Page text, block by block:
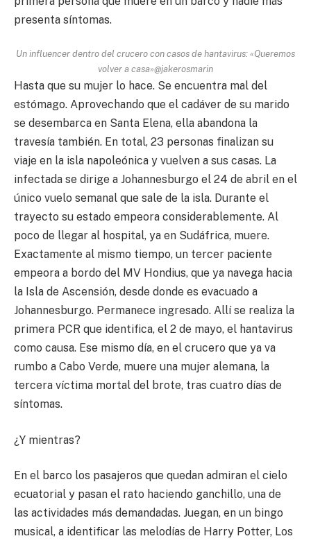
presenta síntomas.
Un influencer dentro del crucero con casos de hantavirus: «Queremos
volver a casa»@jakerosmarin
Hasta que su mujer lo hace. Se encuentra mal del
estómago. Aprovechando que el cadáver de su marido
se desembarca en Santa Elena, ella abandona la
travesía también. En total, 23 personas finalizan su
viaje en la isla napoleónica y vuelven a sus casas. La
infectada se dirige a Johannesburgo el 24 de abril en el
único vuelo semanal que sale de la isla. Durante el
trayecto su estado empeora considerablemente. Al
poco de llegar al hospital, ya en Sudáfrica, muere.
Exactamente al mismo tiempo, un tercer paciente
empeora a bordo del MV Hondius, que ya navega hacia
la Isla de Ascensión, desde donde es evacuado a
Johannesburgo. Permanece ingresado. Allí se realiza la
primera PCR que identifica, el 2 de mayo, el hantavirus
como causa. Ese mismo día, en el crucero que ya va
rumbo a Cabo Verde, muere una mujer alemana, la
tercera víctima mortal del brote, tras cuatro días de
síntomas.
¿Y mientras?
En el barco los pasajeros que quedan admiran el cielo
ecuatorial y pasan el rato haciendo ganchillo, una de
las actividades más demandadas. Juegan, en un bingo
musical, a identificar las melodías de Harry Potter, Los